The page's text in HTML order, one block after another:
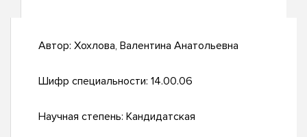
Автор: Хохлова, Валентина Анатольевна
Шифр специальности: 14.00.06
Научная степень: Кандидатская